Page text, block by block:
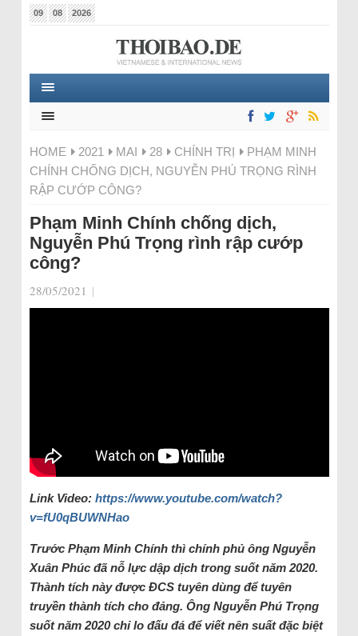
09 08 2026
HOME 2021 MAI 28 CHÍNH TRỊ
PHẠM MINH
CHÍNH CHỐNG DỊCH, NGUYỄN PHÚ TRỌNG RÌNH
RẬP CƯỚP CÔNG?
Phạm Minh Chính chống dịch,
Nguyễn Phú Trọng rình rập cướp
công?
28/05/2021 |
Link Video: https://www.youtube.com/watch?
v=fU0qBUWNHao
Trước Phạm Minh Chính thì chính phủ ông Nguyễn
Xuân Phúc đã nỗ lực dập dịch trong suốt năm 2020.
Thành tích này được ĐCS tuyên dùng để tuyên
truyền thành tích cho đảng. Ông Nguyễn Phú Trọng
suốt năm 2020 chỉ lo đấu đá để viết nên suất đặc biệt